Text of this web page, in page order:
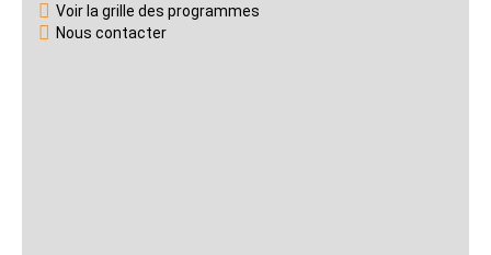
Voir la grille des programmes
Nous contacter